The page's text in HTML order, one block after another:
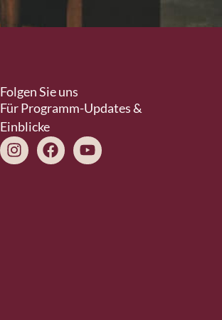
Folgen Sie uns
Für Programm-Updates &
Einblicke
Instagram
FacebookYoutube